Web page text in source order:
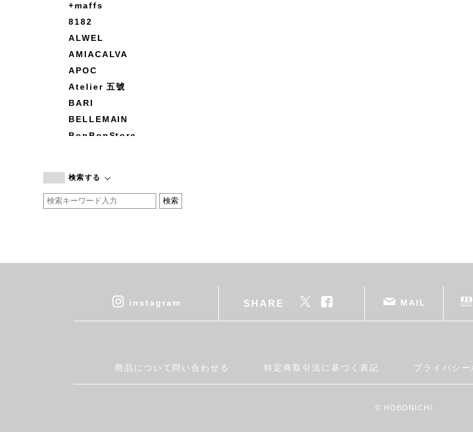
+maffs
8182
ALWEL
AMIACALVA
APOC
Atelier 五號
BARI
BELLEMAIN
BonBonStore
by basics
CATWORTH
cohan
DEAN & DELUCA
Fatima Morocco
検索する
instagram SHARE MAIL
商品について問い合わせる 特定商取引法に基づく表記 プライバシー
© HOBONICHI